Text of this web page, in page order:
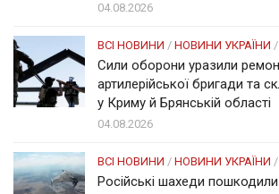
04.08.2026
ВСІ НОВИНИ / НОВИНИ УКРАЇНИ /
Сили оборони уразили
артилерійської бригади та
у Криму й Брянській області
04.08.2026
ВСІ НОВИНИ / НОВИНИ УКРАЇНИ /
Російські шахеди пошкодили